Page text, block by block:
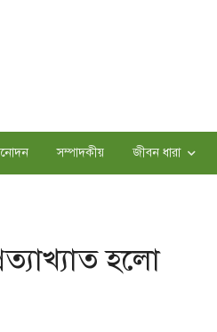
সম্পাদকীয় জীবন ধারা
হলো